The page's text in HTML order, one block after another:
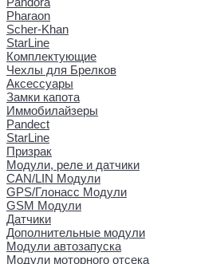
Pharaon
Scher-Khan
StarLine
Комплектующие
Чехлы для Брелков
Аксессуары
Замки капота
Иммобилайзеры
Pandect
StarLine
Призрак
Модули, реле и датчики
CAN/LIN Модули
GPS/Глонасс Модули
GSM Модули
Датчики
Дополнительные модули
Модули автозапуска
Модули моторного отсека